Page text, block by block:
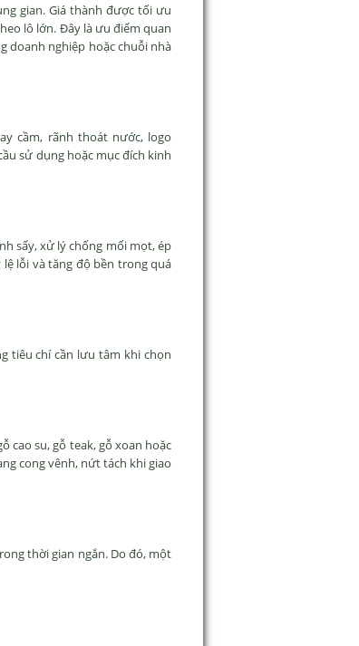
gian. Giá thành được tối ưu
lô lớn. Đây là ưu điểm quan
doanh nghiệp hoặc chuỗi nhà
cầm, rãnh thoát nước, logo
sử dụng hoặc mục đích kinh
sấy, xử lý chống mối mọt, ép
lỗi và tăng độ bền trong quá
tiêu chí cần lưu tâm khi chọn
cao su, gỗ teak, gỗ xoan hoặc
cong vênh, nứt tách khi giao
thời gian ngắn. Do đó, một